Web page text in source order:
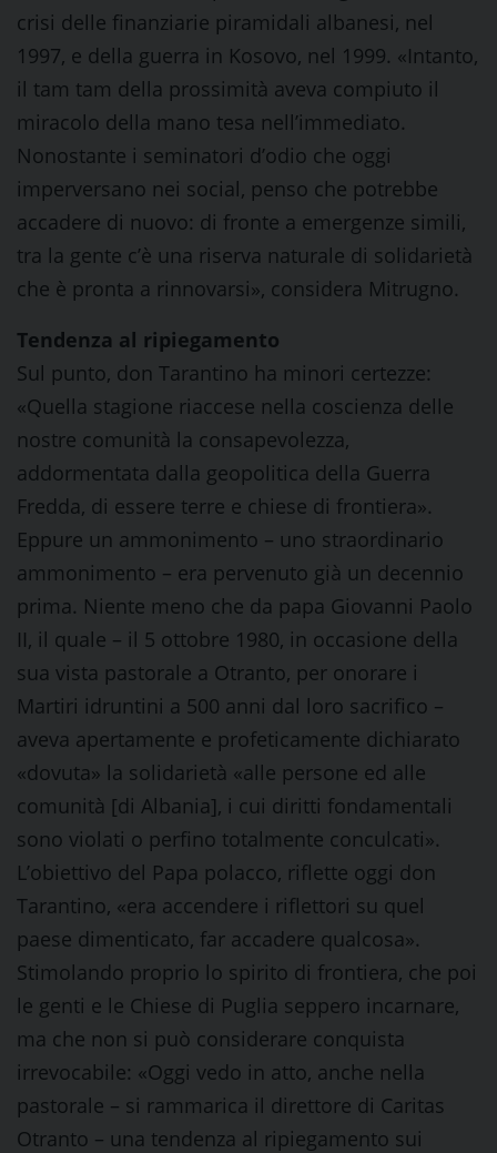
crisi delle finanziarie piramidali albanesi, nel
1997, e della guerra in Kosovo, nel 1999. «Intanto,
il tam tam della prossimità aveva compiuto il
miracolo della mano tesa nell’immediato.
Nonostante i seminatori d’odio che oggi
imperversano nei social, penso che potrebbe
accadere di nuovo: di fronte a emergenze simili,
tra la gente c’è una riserva naturale di solidarietà
che è pronta a rinnovarsi», considera Mitrugno.
Tendenza al ripiegamento
Sul punto, don Tarantino ha minori certezze:
«Quella stagione riaccese nella coscienza delle
nostre comunità la consapevolezza,
addormentata dalla geopolitica della Guerra
Fredda, di essere terre e chiese di frontiera».
Eppure un ammonimento – uno straordinario
ammonimento – era pervenuto già un decennio
prima. Niente meno che da papa Giovanni Paolo
II, il quale – il 5 ottobre 1980, in occasione della
sua vista pastorale a Otranto, per onorare i
Martiri idruntini a 500 anni dal loro sacrifico –
aveva apertamente e profeticamente dichiarato
«dovuta» la solidarietà «alle persone ed alle
comunità [di Albania], i cui diritti fondamentali
sono violati o perfino totalmente conculcati».
L’obiettivo del Papa polacco, riflette oggi don
Tarantino, «era accendere i riflettori su quel
paese dimenticato, far accadere qualcosa».
Stimolando proprio lo spirito di frontiera, che poi
le genti e le Chiese di Puglia seppero incarnare,
ma che non si può considerare conquista
irrevocabile: «Oggi vedo in atto, anche nella
pastorale – si rammarica il direttore di Caritas
Otranto – una tendenza al ripiegamento sui